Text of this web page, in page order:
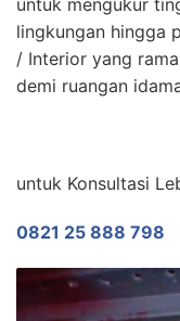
untuk mengukur
lingkungan hingga
/ Interior yang
demi ruangan
untuk Konsultasi
0821 25 888 798